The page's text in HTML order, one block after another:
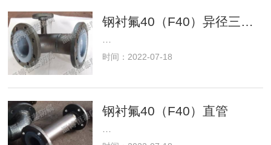
···
时间：2022-07-18
钢衬氟40（F40）直管
···